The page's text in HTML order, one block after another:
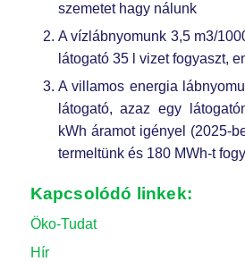
szemetet hagy nálunk
A vízlábnyomunk 3,5 m3/
látogató 35 l vizet fogyaszt,
A villamos energia
látogató, azaz egy
kWh áramot igényel (2025-
termeltünk és 180 MWh-t
Kapcsolódó linkek:
Öko-Tudat
Hír